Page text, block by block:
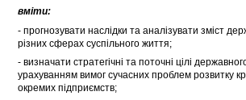
вміти:
- прогнозувати наслідки та аналізувати зміст
різних сферах суспільного життя;
- визначати стратегічні та поточні цілі
урахуванням вимог сучасних проблем розвитку
окремих підприємств;